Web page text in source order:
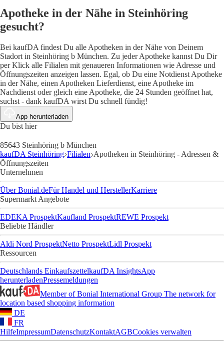
Apotheke in der Nähe in Steinhöring
gesucht?
Bei kaufDA findest Du alle Apotheken in der Nähe von Deinem
Stadort in Steinhöring b München. Zu jeder Apotheke kannst Du Dir
per Klick alle Filialen mit genaueren Informationen wie Adresse und
Öffnungszeiten anzeigen lassen. Egal, ob Du eine Notdienst Apotheke
in der Nähe, einen Apotheken Lieferdienst, eine Apotheke im
Nachdienst oder gleich eine Apotheke, die 24 Stunden geöffnet hat,
suchst - dank kaufDA wirst Du schnell fündig!
App herunterladen
Du bist hier
85643 Steinhöring b München
kaufDA Steinhöring Filialen Apotheken in Steinhöring - Adressen &
Öffnungszeiten
Unternehmen
Über Bonial.deFür Handel und HerstellerKarriere
Supermarkt Angebote
EDEKA ProspektKaufland ProspektREWE Prospekt
Beliebte Händler
Aldi Nord ProspektNetto ProspektLidl Prospekt
Ressourcen
Deutschlands EinkaufszettelkaufDA InsightsApp
herunterladenPressemeldungen
Member of Bonial International Group The network for
location based shopping information
DE
FR
HilfeImpressumDatenschutzKontaktAGBCookies verwalten